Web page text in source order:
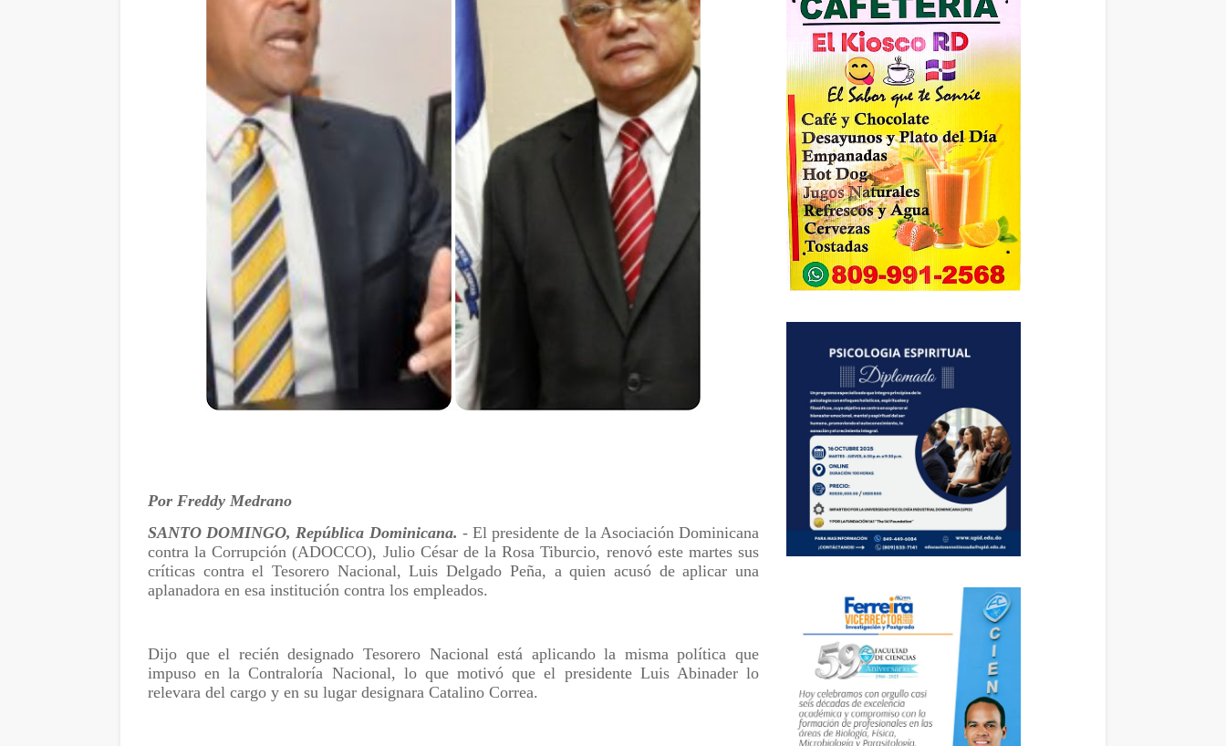
Por Freddy Medrano
SANTO DOMINGO, República Dominicana. - El presidente de la Asociación Dominicana
contra la Corrupción (ADOCCO), Julio César de la Rosa Tiburcio, renovó este martes sus
críticas contra el Tesorero Nacional, Luis Delgado Peña, a quien acusó de aplicar una
aplanadora en esa institución contra los empleados.
Dijo que el recién designado Tesorero Nacional está aplicando la misma política que
impuso en la Contraloría Nacional, lo que motivó que el presidente Luis Abinader lo
relevara del cargo y en su lugar designara Catalino Correa.